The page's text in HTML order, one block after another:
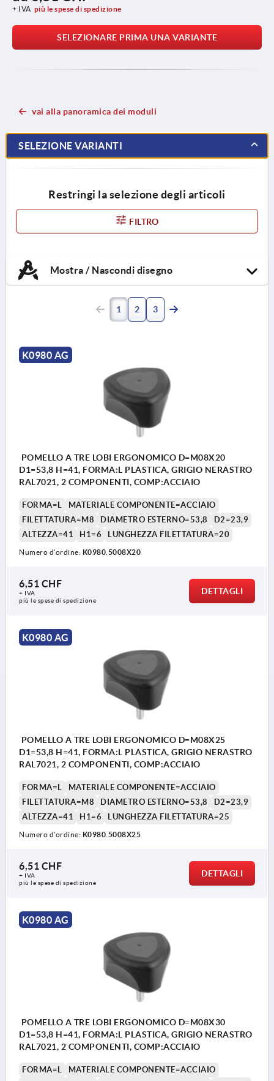
+ IVA più le spese di spedizione
SELEZIONARE PRIMA UNA VARIANTE
vai alla panoramica dei moduli
SELEZIONE VARIANTI
Restringi la selezione degli articoli
FILTRO
Mostra / Nascondi disegno
1 2 3
K0980 AG
POMELLO A TRE LOBI ERGONOMICO D=M08X20
D1=53,8 H=41, FORMA:L PLASTICA, GRIGIO NERASTRO
RAL7021, 2 COMPONENTI, COMP:ACCIAIO
FORMA=L
MATERIALE COMPONENTE=ACCIAIO
FILETTATURA=M8
DIAMETRO ESTERNO=53,8
D2=23,9
ALTEZZA=41
H1=6 LUNGHEZZA FILETTATURA=20
Numero d’ordine: K0980.5008X20
6,51 CHF
+ IVA
più le spese di spedizione
DETTAGLI
K0980 AG
POMELLO A TRE LOBI ERGONOMICO D=M08X25
D1=53,8 H=41, FORMA:L PLASTICA, GRIGIO NERASTRO
RAL7021, 2 COMPONENTI, COMP:ACCIAIO
FORMA=L
MATERIALE COMPONENTE=ACCIAIO
FILETTATURA=M8
DIAMETRO ESTERNO=53,8
D2=23,9
ALTEZZA=41
H1=6 LUNGHEZZA FILETTATURA=25
Numero d’ordine: K0980.5008X25
6,51 CHF
+ IVA
più le spese di spedizione
DETTAGLI
K0980 AG
POMELLO A TRE LOBI ERGONOMICO D=M08X30
D1=53,8 H=41, FORMA:L PLASTICA, GRIGIO NERASTRO
RAL7021, 2 COMPONENTI, COMP:ACCIAIO
FORMA=L
MATERIALE COMPONENTE=ACCIAIO